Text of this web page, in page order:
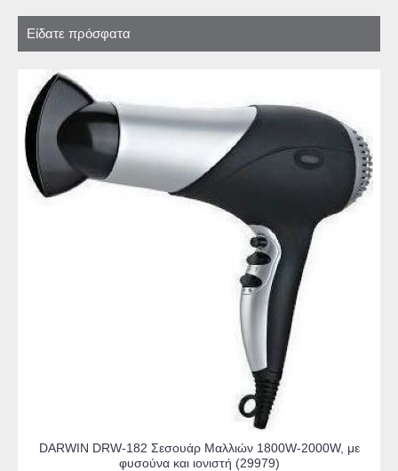
Είδατε πρόσφατα
DARWIN DRW-182 Σεσουάρ Μαλλιών 1800W-2000W, με
φυσούνα και ιονιστή (29979)